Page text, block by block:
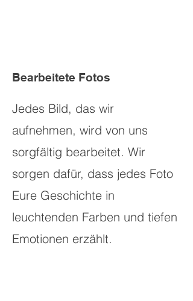
Bearbeitete Fotos
Jedes Bild, das wir
aufnehmen, wird von uns
sorgfältig bearbeitet. Wir
sorgen dafür, dass jedes Foto
Eure Geschichte in
leuchtenden Farben und tiefen
Emotionen erzählt.